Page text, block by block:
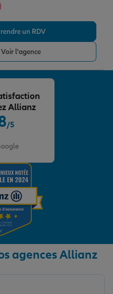
un RDV
Voir l'agence
/5
Allianz
agences Allianz